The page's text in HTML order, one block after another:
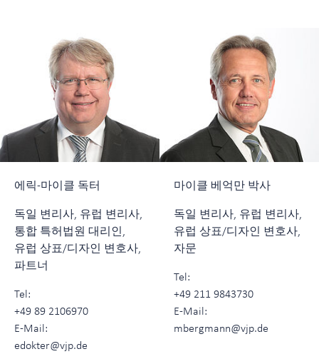
에릭-마이클 독터
독일 변리사, 유럽 변리사,
통합 특허법원 대리인,
유럽 상표/디자인 변호사,
파트너
Tel:
+49 89 2106970
E-Mail:
edokter@vjp.de
마이클 베억만 박사
독일 변리사, 유럽 변리사,
유럽 상표/디자인 변호사,
자문
Tel:
+49 211 9843730
E-Mail:
mbergmann@vjp.de